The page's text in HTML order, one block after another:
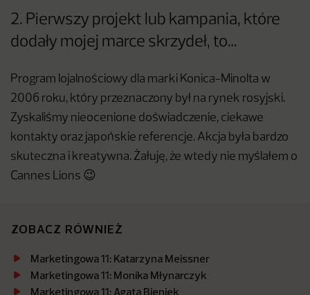
2. Pierwszy projekt lub kampania, które
dodały mojej marce skrzydeł, to…
Program lojalnościowy dla marki Konica-Minolta w
2006 roku, który przeznaczony był na rynek rosyjski.
Zyskaliśmy nieocenione doświadczenie, ciekawe
kontakty oraz japońskie referencje. Akcja była bardzo
skuteczna i kreatywna. Żałuję, że wtedy nie myślałem o
Cannes Lions 😉
ZOBACZ RÓWNIEŻ
Marketingowa 11: Katarzyna Meissner
Marketingowa 11: Monika Młynarczyk
Marketingowa 11: Agata Bieniek